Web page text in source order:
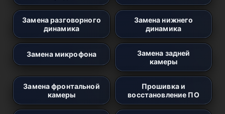
Замена разговорного
динамика
Замена нижнего
динамика
Замена микрофона
Замена задней
камеры
Замена фронтальной
камеры
Прошивка и
восстановление ПО